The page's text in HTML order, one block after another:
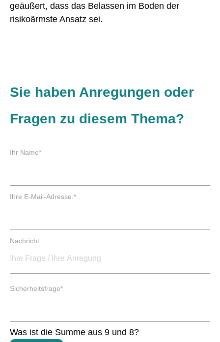
geäußert, dass das Belassen im Boden der
risikoärmste Ansatz sei.
Sie haben Anregungen oder
Fragen zu diesem Thema?
P
h
e
l
Ihr Name*
P
h
t
l
Ihre E-Mail-Adresse:*
Nachricht
P
h
Sicherheitsfrage*
Was ist die Summe aus 9 und 8?